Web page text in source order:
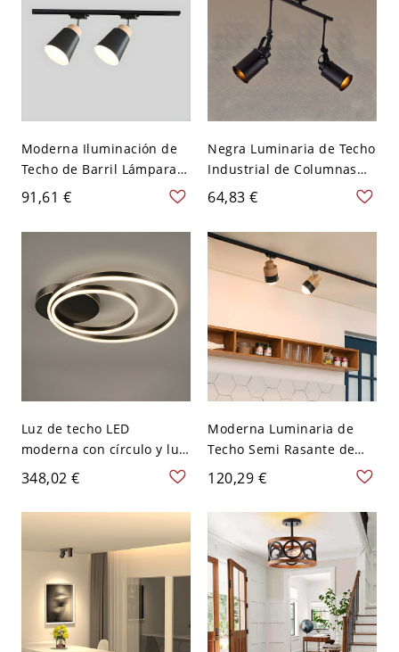
Moderna Iluminación de
Techo de Barril Lámpara
de Riel Ajustable de Metal
para Salón - 2 Negro 110
A 120 V
91,61 €
Negra Luminaria de Techo
Industrial de Columnas
Semi Plafón de Metal para
Sala - Negro 110 A 120 V 2
64,83 €
Luz de techo LED
moderna con círculo y luz
blanca - Negro 110 A 120
V 43,18 cm
348,02 €
Moderna Luminaria de
Techo Semi Rasante de
Metal Lámpara de Techo
de Columna para Sala -
Negro 110 A 120 V 2
120,29 €